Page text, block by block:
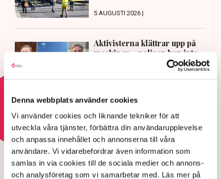
Denna webbplats använder cookies
Vi använder cookies och liknande tekniker för att
utveckla våra tjänster, förbättra din användarupplevelse
och anpassa innehållet och annonserna till våra
användare. Vi vidarebefordrar även information som
samlas in via cookies till de sociala medier och annons-
och analysföretag som vi samarbetar med. Läs mer på
5 AUGUSTI 2026 |
Aktivisterna klättrar upp på
maskiner – polisen kan inte
avvisa dem: ”Upptrappning på
3 AUGUSTI 2026 |
HOTEN MOT ÄGANDERÄTTEN
Aktivisterna klättrar upp på